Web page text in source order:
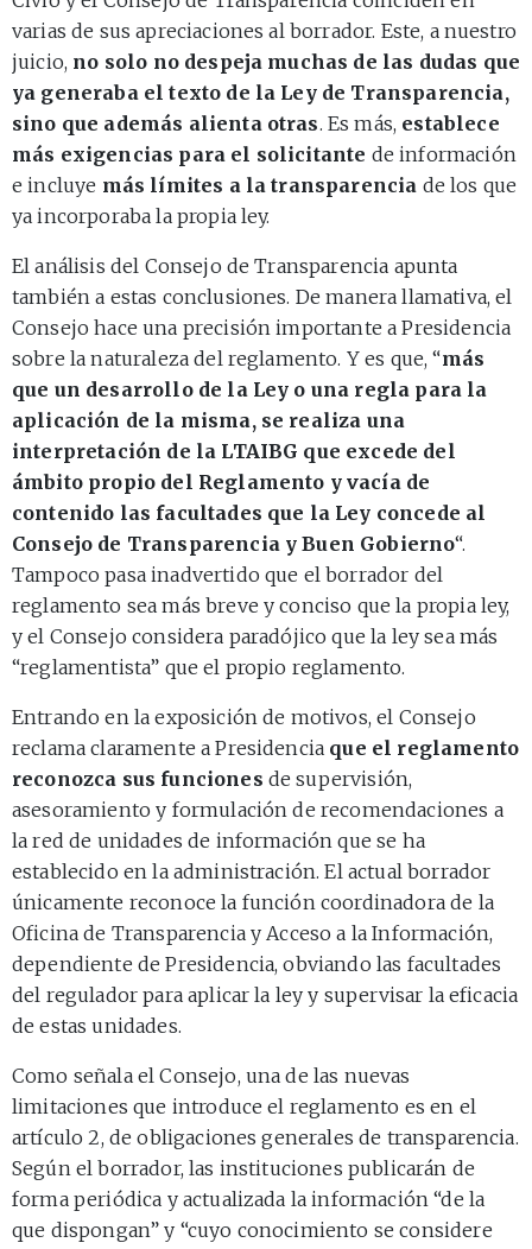
varias de sus apreciaciones al borrador. Este, a nuestro
juicio, no solo no despeja muchas de las dudas que
ya generaba el texto de la Ley de Transparencia,
sino que además alienta otras. Es más, establece
más exigencias para el solicitante de información
e incluye más límites a la transparencia de los que
ya incorporaba la propia ley.
El análisis del Consejo de Transparencia apunta
también a estas conclusiones. De manera llamativa, el
Consejo hace una precisión importante a Presidencia
sobre la naturaleza del reglamento. Y es que, “más
que un desarrollo de la Ley o una regla para la
aplicación de la misma, se realiza una
interpretación de la LTAIBG que excede del
ámbito propio del Reglamento y vacía de
contenido las facultades que la Ley concede al
Consejo de Transparencia y Buen Gobierno“.
Tampoco pasa inadvertido que el borrador del
reglamento sea más breve y conciso que la propia ley,
y el Consejo considera paradójico que la ley sea más
“reglamentista” que el propio reglamento.
Entrando en la exposición de motivos, el Consejo
reclama claramente a Presidencia que el reglamento
reconozca sus funciones de supervisión,
asesoramiento y formulación de recomendaciones a
la red de unidades de información que se ha
establecido en la administración. El actual borrador
únicamente reconoce la función coordinadora de la
Oficina de Transparencia y Acceso a la Información,
dependiente de Presidencia, obviando las facultades
del regulador para aplicar la ley y supervisar la eficacia
de estas unidades.
Como señala el Consejo, una de las nuevas
limitaciones que introduce el reglamento es en el
artículo 2, de obligaciones generales de transparencia.
Según el borrador, las instituciones publicarán de
forma periódica y actualizada la información “de la
que dispongan” y “cuyo conocimiento se considere